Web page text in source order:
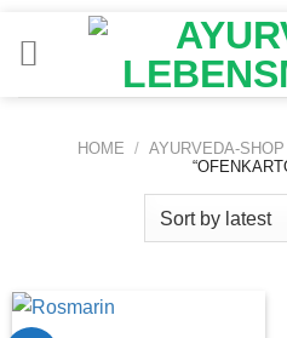
Inhalt
HOME / AYURVEDA-SHOP